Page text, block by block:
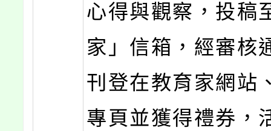
心得與觀察，投稿
家」信箱，經審核
刊登在教育家網站
專頁並獲得禮券，